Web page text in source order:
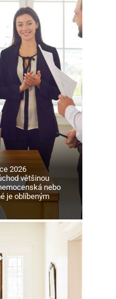
2026
většinou
nebo
je oblíbeným